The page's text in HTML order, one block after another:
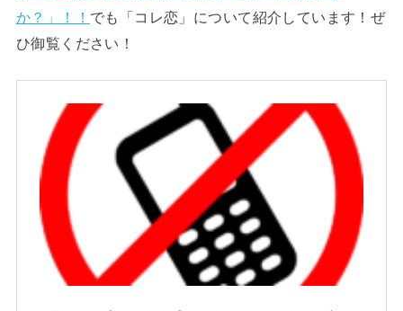
か？」！！ でも「コレ恋」について紹介しています！ぜ
ひ御覧ください！